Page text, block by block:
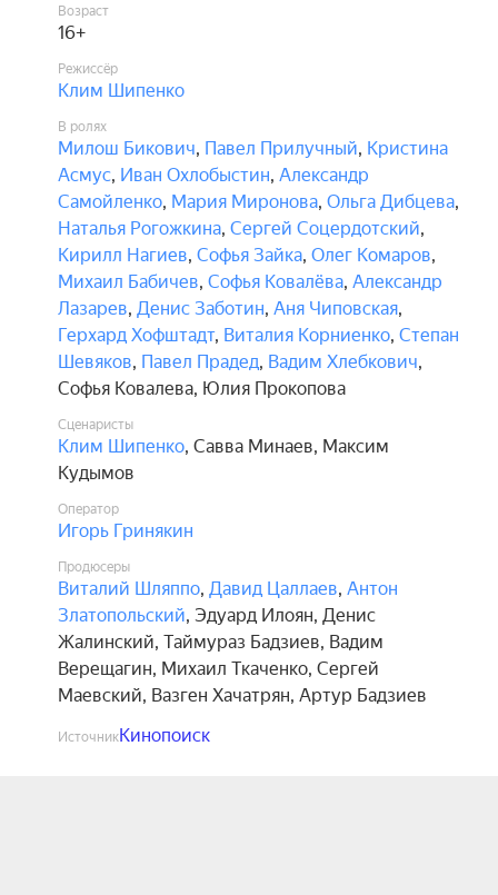
Возраст
16+
Режиссёр
Клим Шипенко
В ролях
Милош Бикович, Павел Прилучный, Кристина
Асмус, Иван Охлобыстин, Александр
Самойленко, Мария Миронова, Ольга Дибцева,
Наталья Рогожкина, Сергей Соцердотский,
Кирилл Нагиев, Софья Зайка, Олег Комаров,
Михаил Бабичев, Софья Ковалёва, Александр
Лазарев, Денис Заботин, Аня Чиповская,
Герхард Хофштадт, Виталия Корниенко, Степан
Шевяков, Павел Прадед, Вадим Хлебкович,
Софья Ковалева, Юлия Прокопова
Сценаристы
Клим Шипенко, Савва Минаев, Максим
Кудымов
Оператор
Игорь Гринякин
Продюсеры
Виталий Шляппо, Давид Цаллаев, Антон
Златопольский, Эдуард Илоян, Денис
Жалинский, Таймураз Бадзиев, Вадим
Верещагин, Михаил Ткаченко, Сергей
Маевский, Вазген Хачатрян, Артур Бадзиев
ИсточникКинопоиск